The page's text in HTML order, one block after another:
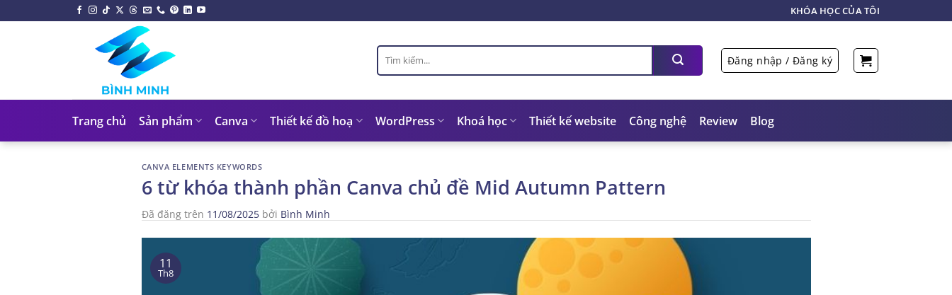
đến
KHÓA HỌC CỦA TÔI
Tìm
kiếm:
Đăng nhập / Đăng ký
Trang chủ Sản phẩm Canva Thiết kế đồ hoạ WordPress Khoá học Thiết kế website Công nghệ Review Blog
CANVA ELEMENTS KEYWORDS
6 từ khóa thành phần Canva chủ đề Mid Autumn Pattern
Đã đăng trên 11/08/2025 bởi Bình Minh
11
Th8